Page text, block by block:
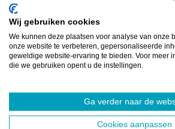
Wij gebruiken cookies
We kunnen deze plaatsen voor analyse van onze
onze website te verbeteren, gepersonaliseerde
geweldige website-ervaring te bieden. Voor meer
die we gebruiken opent u de instellingen.
Ga verder naar de
Cookies aanpassen
Bron:Eigen berichtgeving
GERELATEERDE ARTIKELS